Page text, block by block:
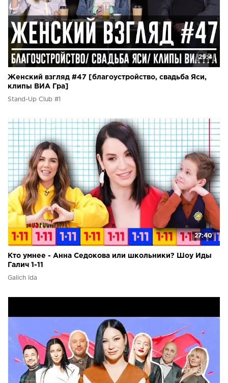
29:4
Женский взгляд #47 [благоустройство, свадьба Яси,
клипы ВИА Гра]
Stand-Up Club #1
27:40
Кто умнее - Анна Седокова или школьники? Шоу Иды
Галич 1-11
Galich Ida